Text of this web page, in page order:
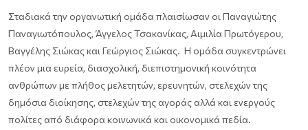
Σταδιακά την οργανωτική ομάδα πλαισίωσαν οι Παναγιώτης
Παναγιωτόπουλος, Άγγελος Τσακανίκας, Αιμιλία Πρωτόγερου,
Βαγγέλης Σιώκας και Γεώργιος Σιώκας. Η ομάδα συγκεντρώνει
πλέον μια ευρεία, διασχολική, διεπιστημονική κοινότητα
ανθρώπων με πλήθος μελετητών, ερευνητών, στελεχών της
δημόσια διοίκησης, στελεχών της αγοράς αλλά και ενεργούς
πολίτες από διάφορα κοινωνικά και οικονομικά πεδία.